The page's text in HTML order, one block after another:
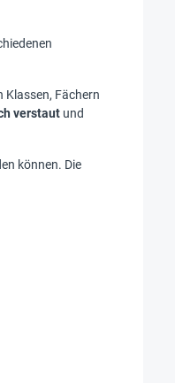
Klassen, Fächern
verstaut und
können. Die